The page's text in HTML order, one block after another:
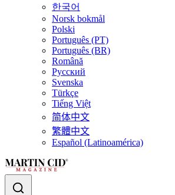
한국어
Norsk bokmål
Polski
Português (PT)
Português (BR)
Română
Русский
Svenska
Türkçe
Tiếng Việt
简体中文
繁體中文
Español (Latinoamérica)